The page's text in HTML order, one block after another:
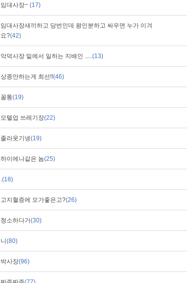
임대사장~ (17)
임대사장새끼하고 당번인데 왕인분하고 싸우면 누가 이겨
요?(42)
악덕사장 밑에서 일하는 지배인 .....(13)
상종안하는게 최선!!(46)
꼴통(19)
모텔업 쓰레기장(22)
졸라웃기넹(19)
하이에나같은 놈(25)
.(18)
고지혈증에 모가좋은고?(26)
청소하다가(30)
니 (80)
박사장(96)